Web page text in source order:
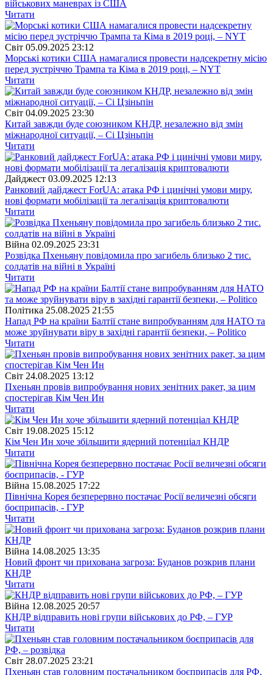
військових маневрах із США
Читати
Свiт 05.09.2025 23:12
Морські котики США намагалися провести надсекретну місію
перед зустріччю Трампа та Кіма в 2019 році, – NYT
Читати
Свiт 04.09.2025 23:30
Китай завжди буде союзником КНДР, незалежно від змін
міжнародної ситуації, – Сі Цзіньпін
Читати
Дайджест 03.09.2025 12:13
Ранковий дайджест ForUА: атака РФ і цинічні умови миру,
нові формати мобілізації та легалізація криптовалюти
Читати
Війна 02.09.2025 23:31
Розвідка Пхеньяну повідомила про загибель близько 2 тис.
солдатів на війні в Україні
Читати
Полiтика 25.08.2025 21:55
Напад РФ на країни Балтії стане випробуванням для НАТО та
може зруйнувати віру в західні гарантії безпеки, – Politico
Читати
Свiт 24.08.2025 13:12
Пхеньян провів випробування нових зенітних ракет, за цим
спостерігав Кім Чен Ин
Читати
Свiт 19.08.2025 15:12
Кім Чен Ин хоче збільшити ядерний потенціал КНДР
Читати
Війна 15.08.2025 17:22
Північна Корея безперервно постачає Росії величезні обсяги
боєприпасів, - ГУР
Читати
Війна 14.08.2025 13:35
Новий фронт чи прихована загроза: Буданов розкрив плани
КНДР
Читати
Війна 12.08.2025 20:57
КНДР відправить нові групи військових до РФ, – ГУР
Читати
Свiт 28.07.2025 23:21
Пхеньян став головним постачальником боєприпасів для РФ,